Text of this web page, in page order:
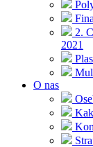
2.
2021
O nas